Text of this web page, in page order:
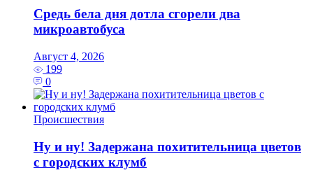
Средь бела дня дотла сгорели два
микроавтобуса
Август 4, 2026
199
0
Происшествия
Ну и ну! Задержана похитительница цветов
с городских клумб